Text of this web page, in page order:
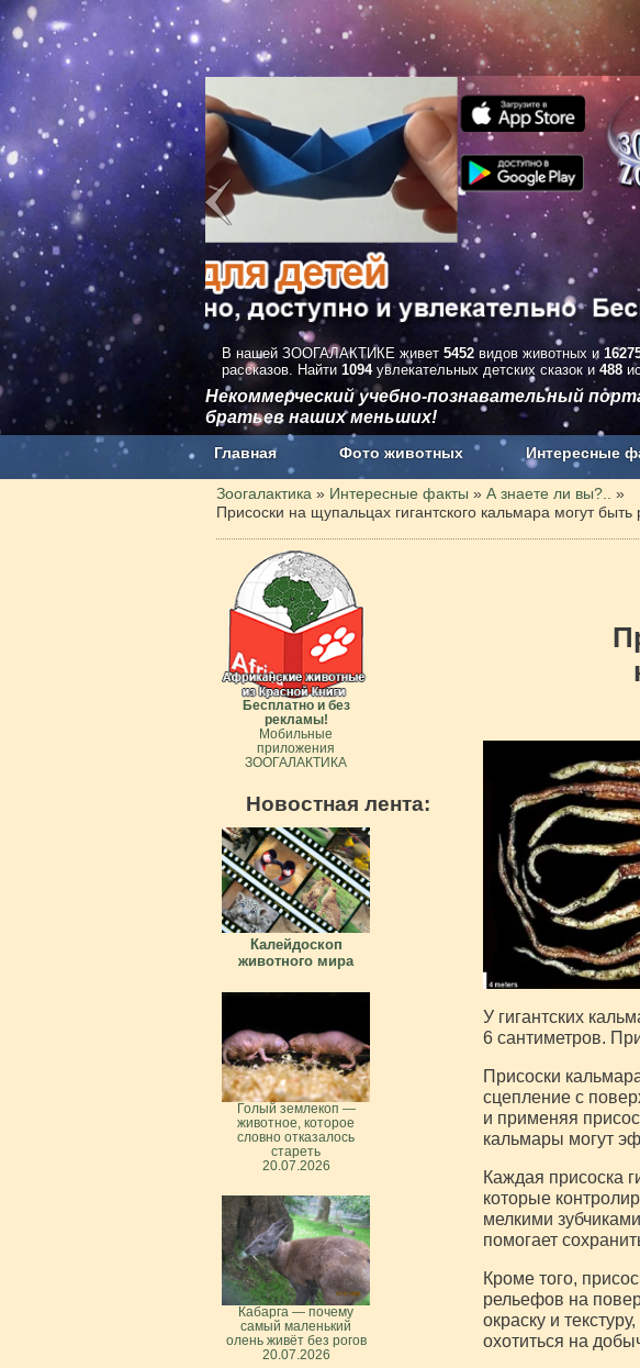
В нашей ЗООГАЛАКТИКЕ живет 5452 видов животных и
рассказов. Найти 1094увлекательных детских сказок и 488
Некоммерческий учебно-познавательный
братьев наших меньших!
Главная Фото животных Интересные
Наши приложения. Бесплатно и без рекламы
Зоогалактика » Интересные факты » А знаете ли вы?..
»
Присоски на щупальцах гигантского кальмара могут
У гигантских
6 сантиметров.
Присоски
сцепление с
и применяя
кальмары могут
Каждая присоска
которые
мелкими
помогает
Кроме того,
рельефов на
окраску и
охотиться на
Бесплатно и без
рекламы!
Мобильные
приложения
ЗООГАЛАКТИКА
Новостная лента:
Калейдоскоп
животного мира
Голый землекоп —
животное, которое
словно отказалось
стареть
20.07.2026
Кабарга — почему
самый маленький
олень живёт без рогов
20.07.2026